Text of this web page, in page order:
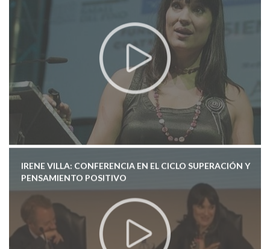
IRENE VILLA: CONFERENCIA EN EL CICLO SUPERACIÓN Y
PENSAMIENTO POSITIVO